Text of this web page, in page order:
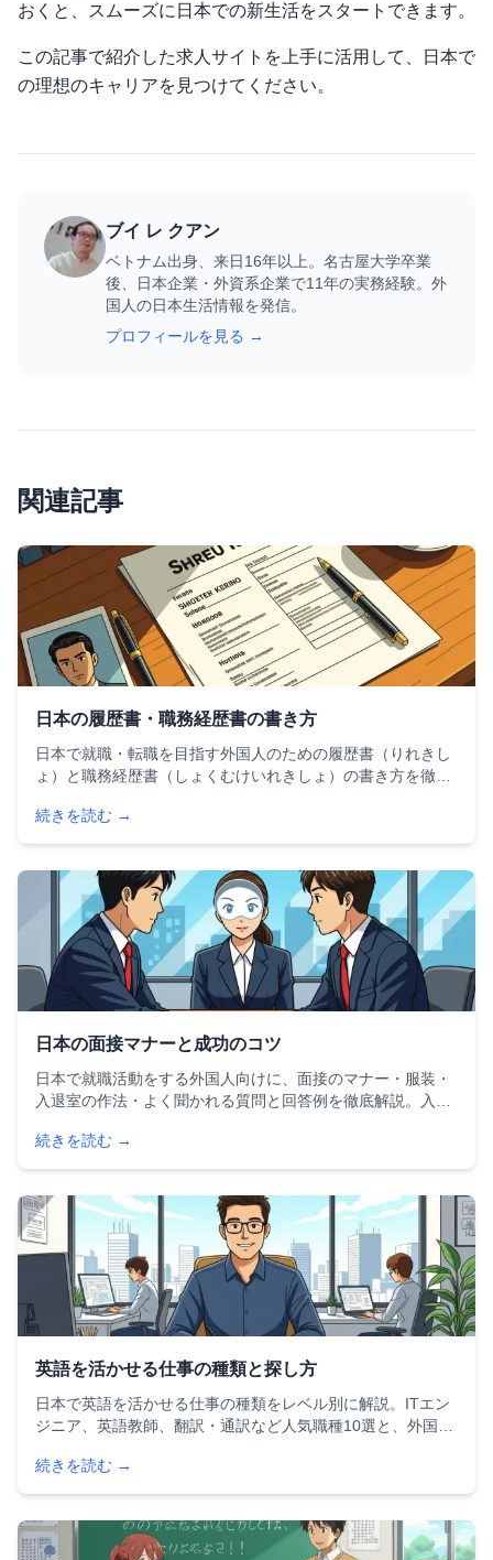
おくと、スムーズに日本での新生活をスタートできます。
この記事で紹介した求人サイトを上手に活用して、日本で
の理想のキャリアを見つけてください。
ブイ レ クアン
ベトナム出身、来日16年以上。名古屋大学卒業
後、日本企業・外資系企業で11年の実務経験。外
国人の日本生活情報を発信。
プロフィールを見る →
関連記事
日本の履歴書・職務経歴書の書き方
日本で就職・転職を目指す外国人のための履歴書（りれきし
ょ）と職務経歴書（しょくむけいれきしょ）の書き方を徹底
方法から提出マナーまで、書類選考を突破するためのポイン
トを紹介します。
続きを読む →
日本の面接マナーと成功のコツ
日本で就職活動をする外国人向けに、面接のマナー・服装・
入退室の作法・よく聞かれる質問と回答例を徹底解説。入室
を完全網羅。2024年の最新情報と実践的なコツで面接成功を
目指しましょう。
続きを読む →
英語を活かせる仕事の種類と探し方
日本で英語を活かせる仕事の種類をレベル別に解説。ITエン
ジニア、英語教師、翻訳・通訳など人気職種10選と、外国人
介します。TOEICスコア別の年収目安も掲載。
続きを読む →